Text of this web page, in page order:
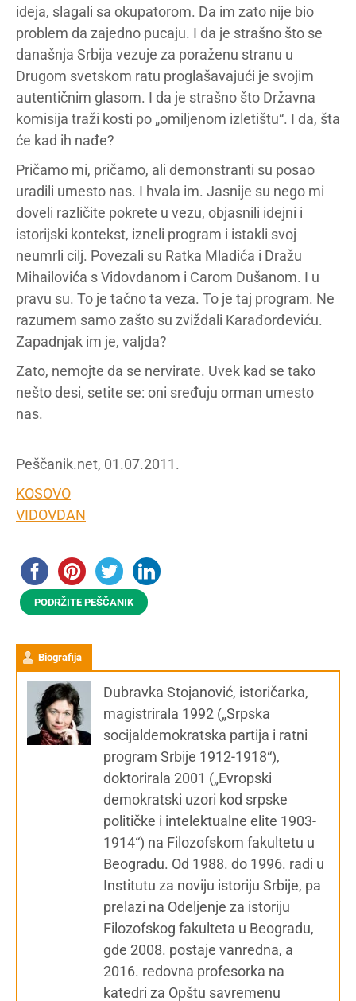
ideja, slagali sa okupatorom. Da im zato nije bio
problem da zajedno pucaju. I da je strašno što se
današnja Srbija vezuje za poraženu stranu u
Drugom svetskom ratu proglašavajući je svojim
autentičnim glasom. I da je strašno što Državna
komisija traži kosti po „omiljenom izletištu“. I da, šta
će kad ih nađe?
Pričamo mi, pričamo, ali demonstranti su posao
uradili umesto nas. I hvala im. Jasnije su nego mi
doveli različite pokrete u vezu, objasnili idejni i
istorijski kontekst, izneli program i istakli svoj
neumrli cilj. Povezali su Ratka Mladića i Dražu
Mihailovića s Vidovdanom i Carom Dušanom. I u
pravu su. To je tačno ta veza. To je taj program. Ne
razumem samo zašto su zviždali Karađorđeviću.
Zapadnjak im je, valjda?
Zato, nemojte da se nervirate. Uvek kad se tako
nešto desi, setite se: oni sređuju orman umesto
nas.
Peščanik.net, 01.07.2011.
KOSOVO
VIDOVDAN
PODRŽITE PEŠČANIK
Biografija
Dubravka Stojanović, istoričarka,
magistrirala 1992 („Srpska
socijaldemokratska partija i ratni
program Srbije 1912-1918“),
doktorirala 2001 („Evropski
demokratski uzori kod srpske
političke i intelektualne elite 1903-
1914“) na Filozofskom fakultetu u
Beogradu. Od 1988. do 1996. radi u
Institutu za noviju istoriju Srbije, pa
prelazi na Odeljenje za istoriju
Filozofskog fakulteta u Beogradu,
gde 2008. postaje vanredna, a
2016. redovna profesorka na
katedri za Opštu savremenu